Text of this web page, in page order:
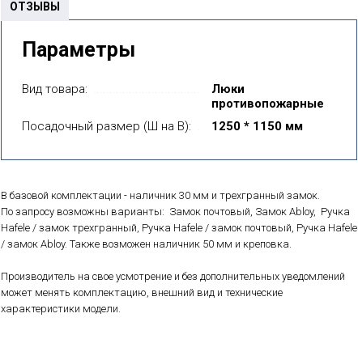
ОТЗЫВЫ
Параметры
Вид товара:
Люки
противопожарные
Посадочный размер (Ш на В):
1250 * 1150 мм
В базовой комплектации - наличник 30 мм и трехгранный замок.
По запросу возможны варианты: Замок почтовый, Замок Abloy, Ручка
Hafele / замок трехгранный, Ручка Hafele / замок почтовый, Ручка Hafele
/ замок Abloy. Также возможен наличник 50 мм и креповка.
Производитель на свое усмотрение и без дополнительных уведомлений
может менять комплектацию, внешний вид и технические
характеристики модели.